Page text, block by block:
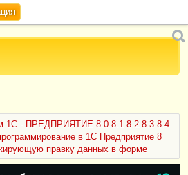
1С - ПРЕДПРИЯТИЕ 8.0 8.1 8.2 8.3 8.4
в 1С Предприятие 8
правку данных в форме